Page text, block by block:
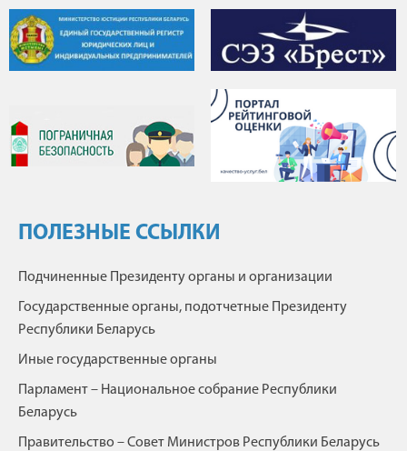
ПОЛЕЗНЫЕ ССЫЛКИ
Подчиненные Президенту органы и организации
Государственные органы, подотчетные Президенту
Республики Беларусь
Иные государственные органы
Парламент – Национальное собрание Республики
Беларусь
Правительство – Совет Министров Республики Беларусь